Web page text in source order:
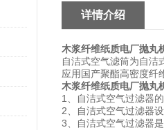
详情介绍
木浆纤维纸质电厂抛丸
自洁式空气滤筒为自洁
应用国产聚酯高密度纤
木浆纤维纸质电厂抛丸
1
、自洁式空气过滤器
2 、自洁式空气过滤器
3 、自洁式空气过滤器